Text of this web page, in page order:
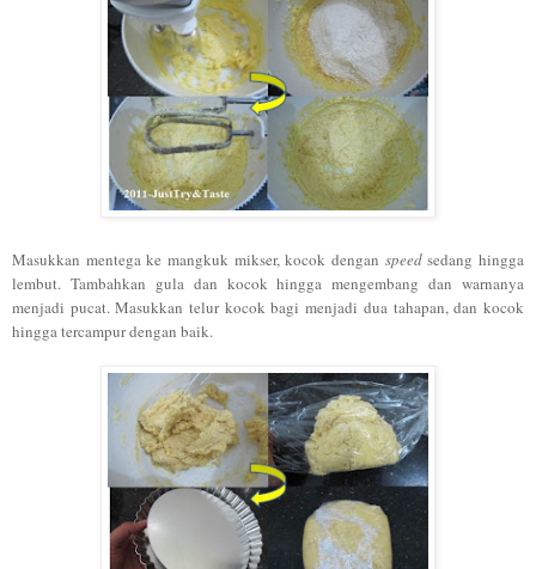
Masukkan mentega ke mangkuk mikser, kocok dengan speedsedang hingga
lembut. Tambahkan gula dan kocok hingga mengembang dan warnanya
menjadi pucat. Masukkan telur kocok bagi menjadi dua tahapan, dan kocok
hingga tercampur dengan baik.